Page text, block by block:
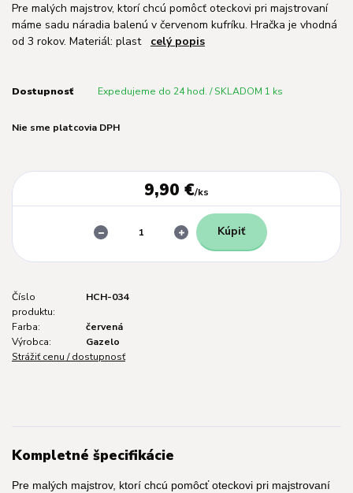
Pre malých majstrov, ktorí chcú pomôcť oteckovi pri majstrovaní
máme sadu náradia balenú v červenom kufríku. Hračka je vhodná
od 3 rokov. Materiál: plast celý popis
Dostupnosť Expedujeme do 24 hod. / SKLADOM 1 ks
Nie sme platcovia DPH
9,90 €/ks
Kúpiť
Číslo
produktu:
HCH-034
Farba:
červená
Výrobca:
Gazelo
Strážiť cenu / dostupnosť
Kompletné špecifikácie
Pre malých majstrov, ktorí chcú pomôcť oteckovi pri majstrovaní